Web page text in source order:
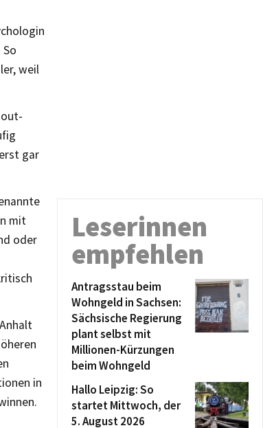
weil
gar
mit
oder
in
Leserinnen
empfehlen
Antragsstau beim
Wohngeld in Sachsen:
Sächsische Regierung
plant selbst mit
Millionen-Kürzungen
beim Wohngeld
Hallo Leipzig: So
startet Mittwoch, der
5. August 2026